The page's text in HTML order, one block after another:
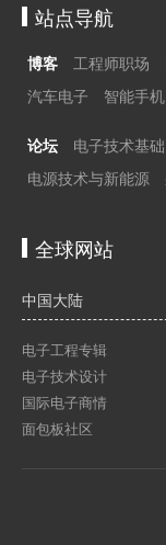
站点导航
博客 工程师职场
汽车电子
智能手机
论坛 电子技术基础
电源技术与新能源
全球网站
中国大陆
电子工程专辑
电子技术设计
国际电子商情
面包板社区